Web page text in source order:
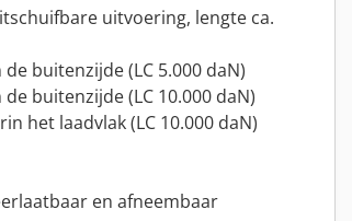
uitvoering, lengte ca.
buitenzijde (LC 5.000 daN)
buitenzijde (LC 10.000 daN)
het laadvlak (LC 10.000 daN)
en afneembaar